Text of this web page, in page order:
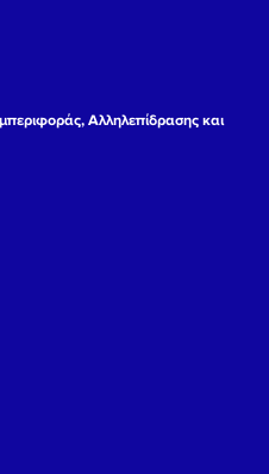
Αλληλεπίδρασης και